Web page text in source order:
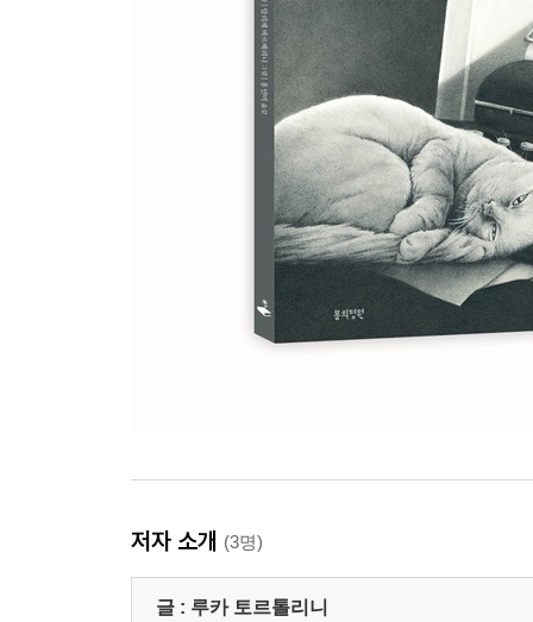
저자 소개 (3명)
글 : 루카 토르톨리니